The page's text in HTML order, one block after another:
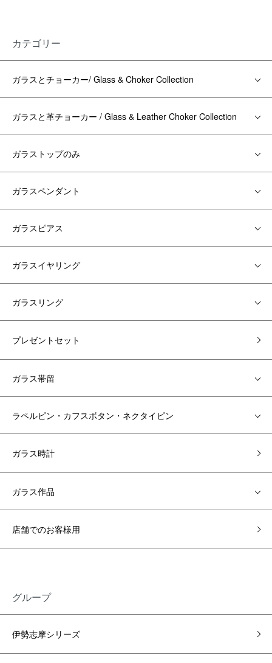
カテゴリー
ガラスとチョーカー/ Glass & Choker Collection
ガラスと革チョーカー / Glass & Leather Choker Collection
ガラストップのみ
ガラスペンダント
ガラスピアス
ガラスイヤリング
ガラスリング
プレゼントセット
ガラス帯留
ラペルピン・カフスボタン・ネクタイピン
ガラス時計
ガラス作品
店舗でのお客様用
グループ
伊勢志摩シリーズ